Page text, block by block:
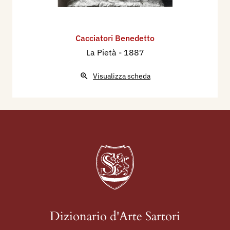
Cacciatori Benedetto
La Pietà - 1887
Visualizza scheda
Dizionario d'Arte Sartori